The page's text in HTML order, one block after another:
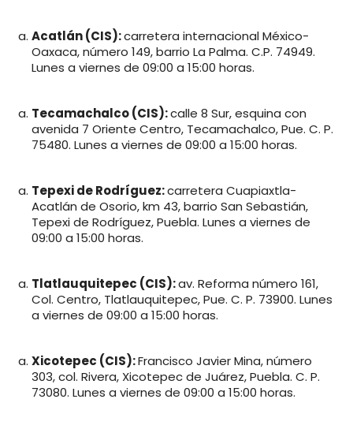
Acatlán (CIS):carretera internacional México-
Oaxaca, número 149, barrio La Palma. C.P. 74949.
Lunes a viernes de 09:00 a 15:00 horas.
Tecamachalco (CIS):calle 8 Sur, esquina con
avenida 7 Oriente Centro, Tecamachalco, Pue. C. P.
75480. Lunes a viernes de 09:00 a 15:00 horas.
Tepexi de Rodríguez:carretera Cuapiaxtla-
Acatlán de Osorio, km 43, barrio San Sebastián,
Tepexi de Rodríguez, Puebla. Lunes a viernes de
09:00 a 15:00 horas.
Tlatlauquitepec (CIS):av. Reforma número 161,
Col. Centro, Tlatlauquitepec, Pue. C. P. 73900. Lunes
a viernes de 09:00 a 15:00 horas.
Xicotepec (CIS):Francisco Javier Mina, número
303, col. Rivera, Xicotepec de Juárez, Puebla. C. P.
73080. Lunes a viernes de 09:00 a 15:00 horas.